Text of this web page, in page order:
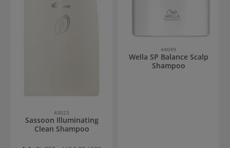
43023
Sassoon Illuminating
Clean Shampoo
44049
Wella SP Balance Scalp
Shampoo